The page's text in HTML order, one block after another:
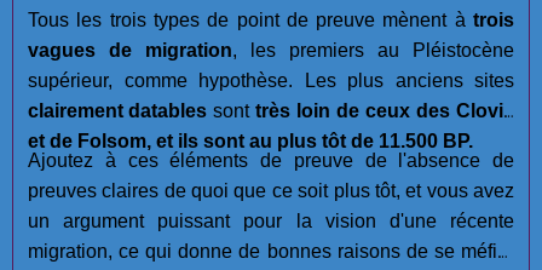
Tous les trois types de point de preuve mènent à trois
vagues de migration, les premiers au Pléistocène
supérieur, comme hypothèse. Les plus anciens sites
clairement datables sont très loin de ceux des Clovis
et de Folsom, et ils sont au plus tôt de 11.500 BP.
Ajoutez à ces éléments de preuve de l'absence de
preuves claires de quoi que ce soit plus tôt, et vous avez
un argument puissant pour la vision d'une récente
migration, ce qui donne de bonnes raisons de se méfier